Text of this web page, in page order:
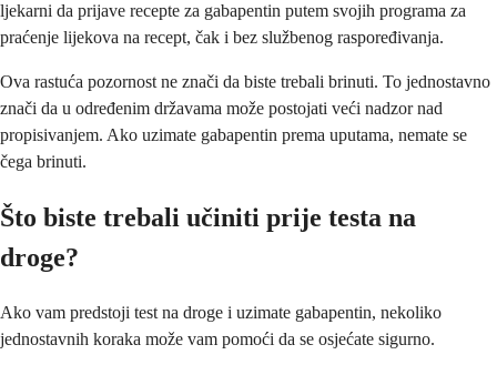
ljekarni da prijave recepte za gabapentin putem svojih programa za
praćenje lijekova na recept, čak i bez službenog raspoređivanja.
Ova rastuća pozornost ne znači da biste trebali brinuti. To jednostavno
znači da u određenim državama može postojati veći nadzor nad
propisivanjem. Ako uzimate gabapentin prema uputama, nemate se
čega brinuti.
Što biste trebali učiniti prije testa na
droge?
Ako vam predstoji test na droge i uzimate gabapentin, nekoliko
jednostavnih koraka može vam pomoći da se osjećate sigurno.